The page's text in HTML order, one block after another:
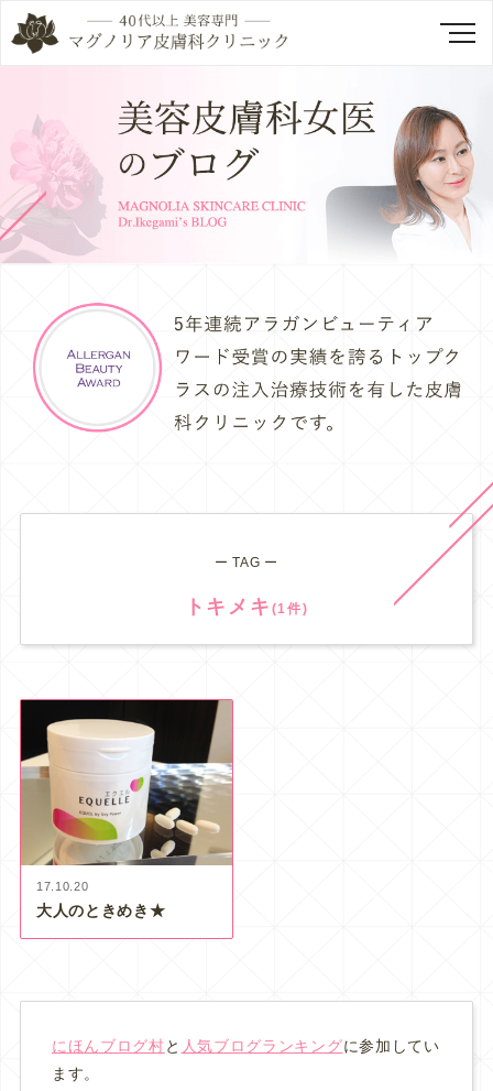
ー TAG ー
トキメキ (1件)
17.10.20
大人のときめき★
にほんブログ村と 人気ブログランキングに参加してい
ます。